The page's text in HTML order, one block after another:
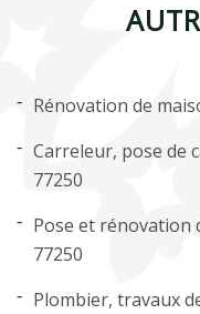
Rénovation de
Carreleur, pose de
77250
Pose et rénovation
77250
Plombier, travaux